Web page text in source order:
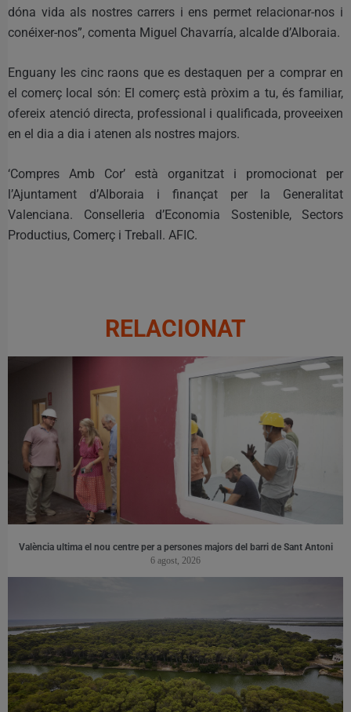
dóna vida als nostres carrers i ens permet relacionar-nos i
conéixer-nos”, comenta Miguel Chavarría, alcalde d’Alboraia.
Enguany les cinc raons que es destaquen per a comprar en
el comerç local són: El comerç està pròxim a tu, és familiar,
ofereix atenció directa, professional i qualificada, proveeixen
en el dia a dia i atenen als nostres majors.
‘Compres Amb Cor’ està organitzat i promocionat per
l’Ajuntament d’Alboraia i finançat per la Generalitat
Valenciana. Conselleria d’Economia Sostenible, Sectors
Productius, Comerç i Treball. AFIC.
RELACIONAT
València ultima el nou centre per a persones majors del barri de Sant Antoni
6 agost, 2026